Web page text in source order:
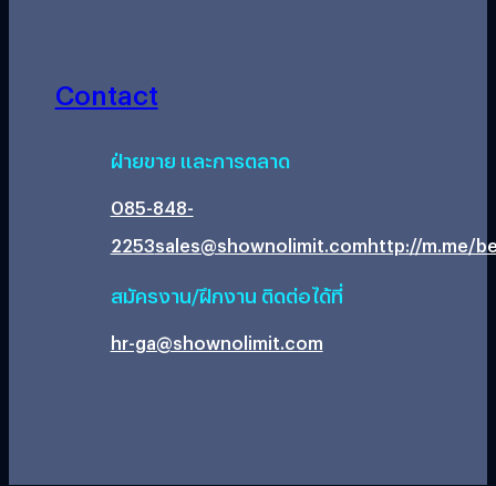
Contact
ฝ่ายขาย และการตลาด
085-848-
2253sales@shownolimit.comhttp://m.me/
สมัครงาน/ฝึกงาน ติดต่อได้ที่
hr-ga@shownolimit.com